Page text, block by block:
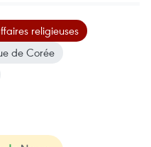
religieuses
de Corée